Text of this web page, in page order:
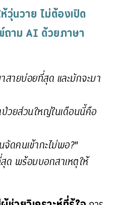
วุ่นวาย ไม่ต้องเปิด
าม AI ด้วยภาษา
ายบ่อยที่สุด และมักจะมา
วยส่วนใหญ่ในเดือนนี้คือ
ดคนเข้ากะไม่พอ?"
ด พร้อมบอกสาเหตุให้